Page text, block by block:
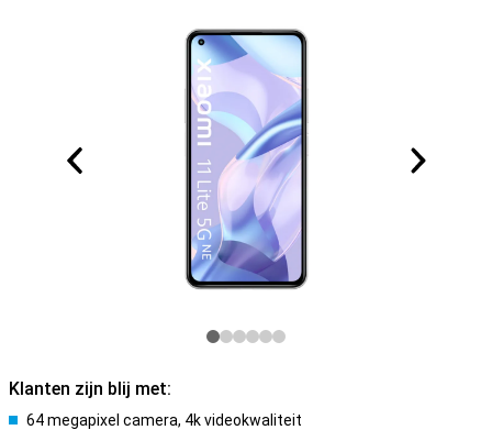
Klanten zijn blij met:
64 megapixel camera, 4k videokwaliteit